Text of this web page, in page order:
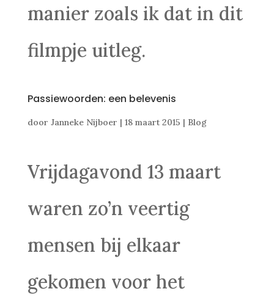
manier zoals ik dat in dit
filmpje uitleg.
Passiewoorden: een belevenis
door Janneke Nijboer | 18 maart 2015 | Blog
Vrijdagavond 13 maart
waren zo’n veertig
mensen bij elkaar
gekomen voor het